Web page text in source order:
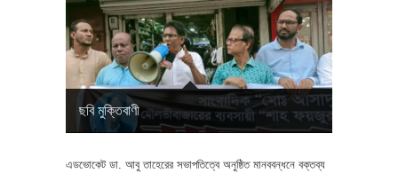
ছবি মুক্তিবাণী
এডভোকেট ডা. আবু তাহেরের সভাপতিত্বে অনুষ্ঠিত মানববন্ধনে বক্তব্য